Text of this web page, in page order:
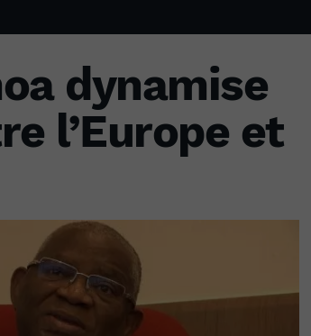
dynamise
l’Europe et